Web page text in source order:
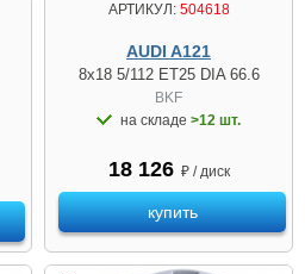
АРТИКУЛ:504618
AUDI A121
8x18 5/112 ET25 DIA 66.6
BKF
на складе >12 шт.
18 126 ₽ / диск
купить